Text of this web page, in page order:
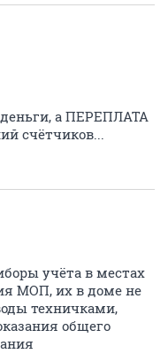
а ПЕРЕПЛАТА
счётчиков...
учёта в местах
МОП, их в доме не
техничками,
общего